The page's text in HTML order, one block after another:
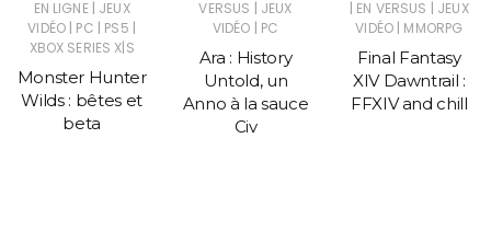
EN LIGNE | JEUX
VIDÉO | PC | PS5 |
XBOX SERIES X|S
Monster Hunter
Wilds : bêtes et
beta
VERSUS | JEUX
VIDÉO | PC
Ara : History
Untold, un
Anno à la sauce
Civ
| EN VERSUS | JEUX
VIDÉO | MMORPG
Final Fantasy
XIV Dawntrail :
FFXIV and chill